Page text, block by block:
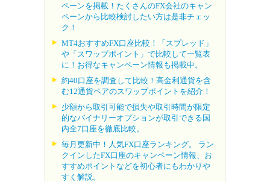
ペーンを掲載！たくさんのFX会社のキャン
ペーンから比較検討したい方は是非チェッ
ク！
MT4おすすめFX口座比較！「スプレッド」
や「スワップポイント」で比較して一覧表
に！お得なキャンペーン情報も掲載中。
約40口座を調査して比較！高金利通貨を含
む12通貨ペアのスワップポイントを紹介！
少額から取引可能で損失や取引時間が限定
的なバイナリーオプションが取引できる国
内全7口座を徹底比較。
毎月更新中！人気FX口座ランキング。 ラン
クインしたFX口座のキャンペーン情報、お
すすめポイントなどを初心者にもわかりや
すく解説。